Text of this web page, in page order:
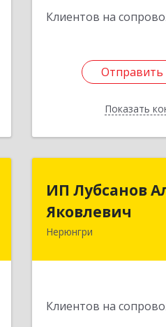
Клиентов на
Отправить
Показать
Отправить
Назад
ИП Лубсанов
Яковлевич
Нерюнгри
Клиентов на
ИП